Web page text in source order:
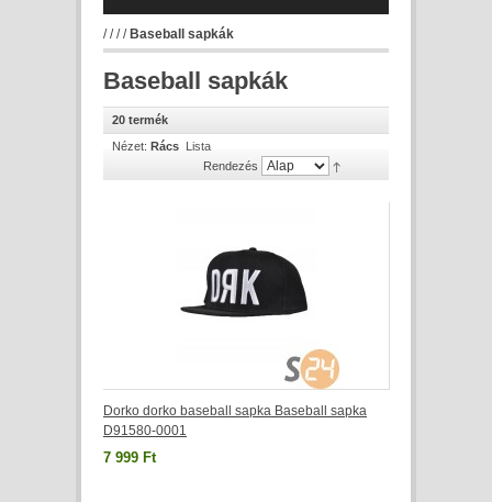
//// Baseball sapkák
Baseball sapkák
20 termék
Nézet: Rács Lista
Rendezés
Dorko dorko baseball sapka Baseball sapka
D91580-0001
7 999 Ft